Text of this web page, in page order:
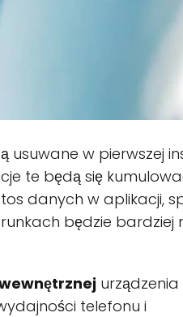
w pierwszej
te będą się
danych w aplikacji,
będzie bardziej
urządzenia
telefonu i